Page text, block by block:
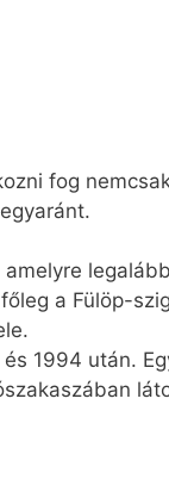
fog
a Fülöp-
1994 után.